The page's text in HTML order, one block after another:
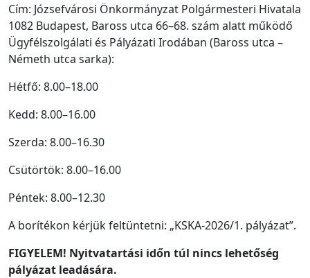
Cím: Józsefvárosi Önkormányzat Polgármesteri Hivatala
1082 Budapest, Baross utca 66–68. szám alatt működő
Ügyfélszolgálati és Pályázati Irodában (Baross utca –
Németh utca sarka):
Hétfő: 8.00–18.00
Kedd: 8.00–16.00
Szerda: 8.00–16.30
Csütörtök: 8.00–16.00
Péntek: 8.00–12.30
A borítékon kérjük feltüntetni: „KSKA-2026/1. pályázat”.
FIGYELEM! Nyitvatartási időn túl nincs lehetőség
pályázat leadására.